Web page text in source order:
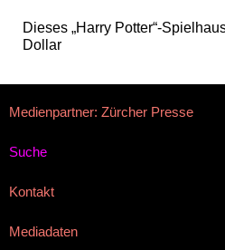
Dieses „Harry Potter“-
Dollar
Medienpartner: Zürcher Presse
Suche
Kontakt
Mediadaten